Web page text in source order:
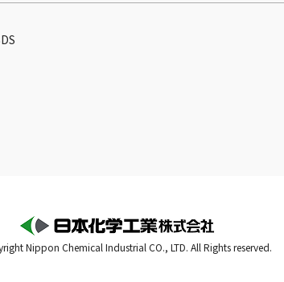
Nippon Chemical Industrial CO., LTD. All Rights reserved.